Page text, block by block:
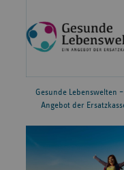
Gesunde Lebenswelten –
Angebot der